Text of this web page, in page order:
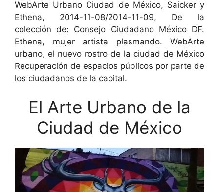
WebArte Urbano Ciudad de México, Saicker y
Ethena, 2014-11-08/2014-11-09, De la
colección de: Consejo Ciudadano México DF.
Ethena, mujer artista plasmando. WebArte
urbano, el nuevo rostro de la ciudad de México
Recuperación de espacios públicos por parte de
los ciudadanos de la capital.
El Arte Urbano de la
Ciudad de México